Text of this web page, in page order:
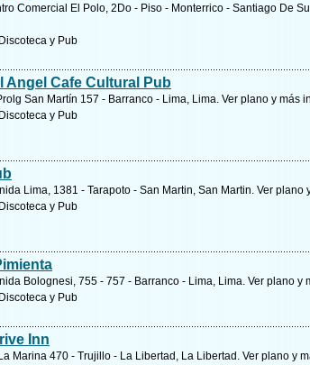
Comercial El Polo, 2Do - Piso - Monterrico - Santiago De
y Pub
Angel Cafe Cultural Pub
San Martín 157 - Barranco - Lima, Lima. Ver plano y más
y Pub
Lima, 1381 - Tarapoto - San Martin, San Martin. Ver plano
y Pub
Bolognesi, 755 - 757 - Barranco - Lima, Lima. Ver plano y
y Pub
Inn
Marina 470 - Trujillo - La Libertad, La Libertad. Ver plano y